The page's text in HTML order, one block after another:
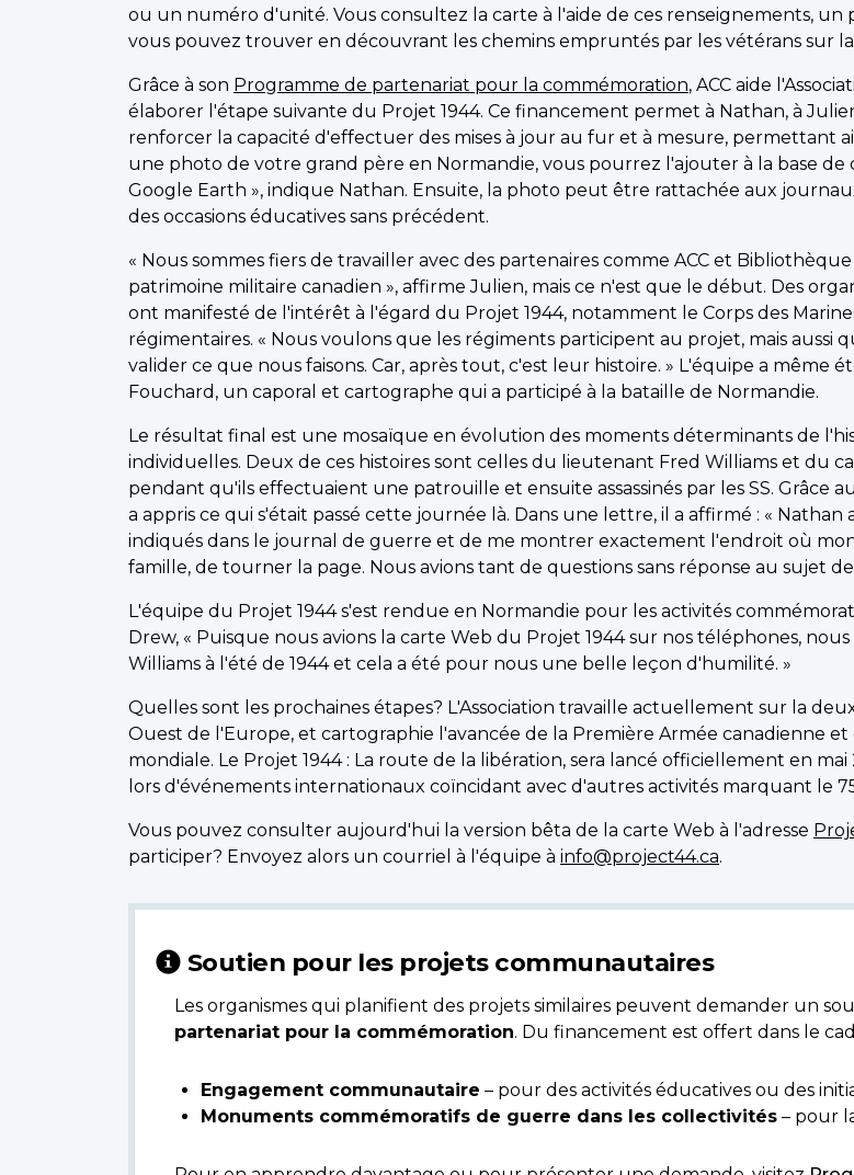
ou un numéro d'unité. Vous consultez la carte à l'aide de ces renseignements,
vous pouvez trouver en découvrant les chemins empruntés par les vétérans sur la
Grâce à son Programme de partenariat pour la commémoration, ACC aide
élaborer l'étape suivante du Projet 1944. Ce financement permet à Nathan, à
renforcer la capacité d'effectuer des mises à jour au fur et à mesure, permettant
une photo de votre grand père en Normandie, vous pourrez l'ajouter à la base
Google Earth », indique Nathan. Ensuite, la photo peut être rattachée aux
des occasions éducatives sans précédent.
« Nous sommes fiers de travailler avec des partenaires comme ACC et
patrimoine militaire canadien », affirme Julien, mais ce n'est que le début. Des
ont manifesté de l'intérêt à l'égard du Projet 1944, notamment le Corps des
régimentaires. « Nous voulons que les régiments participent au projet, mais
valider ce que nous faisons. Car, après tout, c'est leur histoire. » L'équipe a même
Fouchard, un caporal et cartographe qui a participé à la bataille de Normandie.
Le résultat final est une mosaïque en évolution des moments déterminants de
individuelles. Deux de ces histoires sont celles du lieutenant Fred Williams et du
pendant qu'ils effectuaient une patrouille et ensuite assassinés par les SS. Grâce
a appris ce qui s'était passé cette journée là. Dans une lettre, il a affirmé : «
indiqués dans le journal de guerre et de me montrer exactement l'endroit où
famille, de tourner la page. Nous avions tant de questions sans réponse au sujet
L'équipe du Projet 1944 s'est rendue en Normandie pour les activités
Drew, « Puisque nous avions la carte Web du Projet 1944 sur nos téléphones,
Williams à l'été de 1944 et cela a été pour nous une belle leçon d'humilité. »
Quelles sont les prochaines étapes? L'Association travaille actuellement sur la
Ouest de l'Europe, et cartographie l'avancée de la Première Armée canadienne
mondiale. Le Projet 1944 : La route de la libération, sera lancé officiellement en
lors d'événements internationaux coïncidant avec d'autres activités marquant le
Vous pouvez consulter aujourd'hui la version bêta de la carte Web à l'adresse
participer? Envoyez alors un courriel à l'équipe à info@project44.ca.
Soutien pour les projets communautaires
Les organismes qui planifient des projets similaires peuvent demander un
partenariat pour la commémoration. Du financement est offert dans le
Engagement communautaire – pour des activités éducatives ou des
Monuments commémoratifs de guerre dans les collectivités – pour